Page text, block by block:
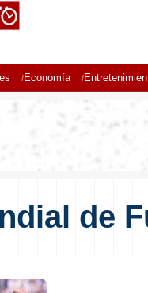
Economía
de